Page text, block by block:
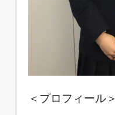
＜プロフィール＞